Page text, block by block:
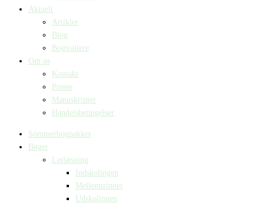
Aktuelt
Artikler
Blog
Bogtrailere
Om os
Kontakt
Presse
Manuskripter
Handelsbetingelser
Sommerbogpakker
Bøger
Letlæsning
Indskolingen
Mellemtrinnet
Udskolingen